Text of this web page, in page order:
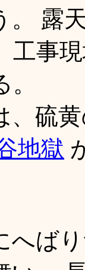
。 露
工事
、硫
地獄
へば